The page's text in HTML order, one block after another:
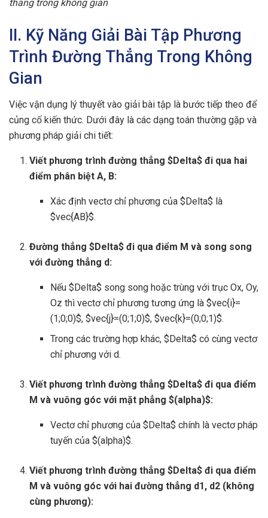
thẳng trong không gian
II. Kỹ Năng Giải Bài Tập Phương
Trình Đường Thẳng Trong Không
Gian
Việc vận dụng lý thuyết vào giải bài tập là bước tiếp theo để
củng cố kiến thức. Dưới đây là các dạng toán thường gặp và
phương pháp giải chi tiết:
Viết phương trình đường thẳng $Delta$ đi qua hai
điểm phân biệt A, B:
Xác định vectơ chỉ phương của $Delta$ là
$vec{AB}$.
Đường thẳng $Delta$ đi qua điểm M và song song
với đường thẳng d:
Nếu $Delta$ song song hoặc trùng với trục Ox, Oy,
Oz thì vectơ chỉ phương tương ứng là $vec{i}=
(1;0;0)$, $vec{j}=(0;1;0)$, $vec{k}=(0;0;1)$.
Trong các trường hợp khác, $Delta$ có cùng vectơ
chỉ phương với d.
Viết phương trình đường thẳng $Delta$ đi qua điểm
M và vuông góc với mặt phẳng $(alpha)$:
Vectơ chỉ phương của $Delta$ chính là vectơ pháp
tuyến của $(alpha)$.
Viết phương trình đường thẳng $Delta$ đi qua điểm
M và vuông góc với hai đường thẳng d1, d2 (không
cùng phương):